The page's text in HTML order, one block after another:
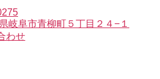
阜市青柳町５丁目２４−１